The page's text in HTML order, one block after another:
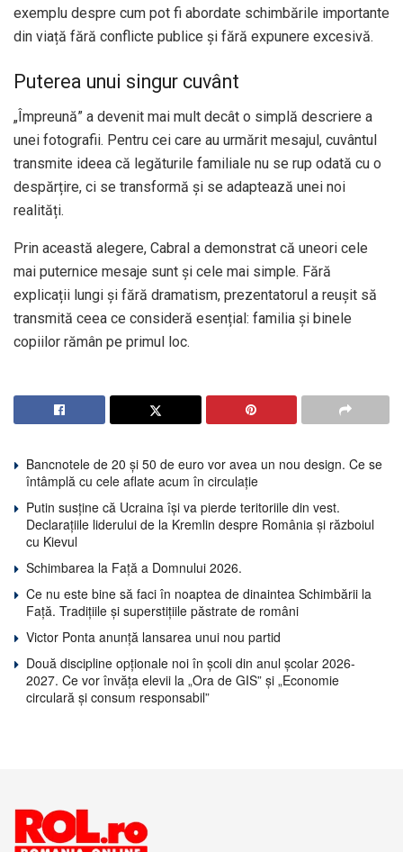
exemplu despre cum pot fi abordate schimbările importante
din viață fără conflicte publice și fără expunere excesivă.
Puterea unui singur cuvânt
„Împreună” a devenit mai mult decât o simplă descriere a
unei fotografii. Pentru cei care au urmărit mesajul, cuvântul
transmite ideea că legăturile familiale nu se rup odată cu o
despărțire, ci se transformă și se adaptează unei noi
realități.
Prin această alegere, Cabral a demonstrat că uneori cele
mai puternice mesaje sunt și cele mai simple. Fără
explicații lungi și fără dramatism, prezentatorul a reușit să
transmită ceea ce consideră esențial: familia și binele
copiilor rămân pe primul loc.
Bancnotele de 20 și 50 de euro vor avea un nou design. Ce se
întâmplă cu cele aflate acum în circulație
Putin susține că Ucraina își va pierde teritoriile din vest.
Declarațiile liderului de la Kremlin despre România și războiul
cu Kievul
Schimbarea la Față a Domnului 2026.
Ce nu este bine să faci în noaptea de dinaintea Schimbării la
Față. Tradițiile și superstițiile păstrate de români
Victor Ponta anunță lansarea unui nou partid
Două discipline opționale noi în școli din anul școlar 2026-
2027. Ce vor învăța elevii la „Ora de GIS” și „Economie
circulară și consum responsabil”